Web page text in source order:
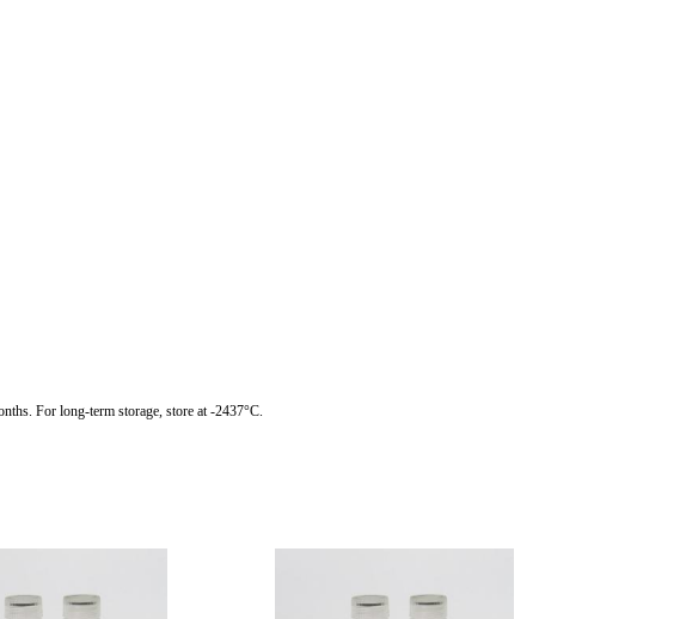
For long-term storage, store at -2437°C.